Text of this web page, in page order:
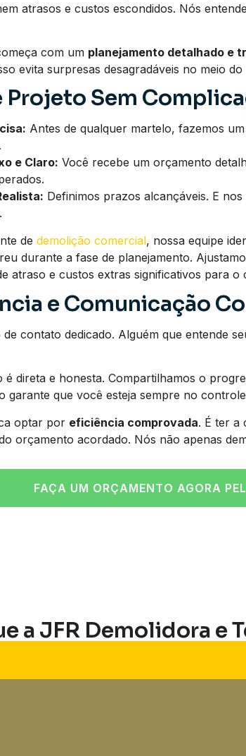
atrasos e custos escondidos. Nós
com um planejamento detalhado e
evita surpresas desagradáveis no meio do
Projeto Sem
Antes de qualquer martelo, fazemos
e Claro: Você recebe um orçamento
Definimos prazos alcançáveis. E
de demolição comercial, nossa equipe
durante a fase de planejamento.
atraso e custos extras significativos para o
e Comunicação
contato dedicado. Alguém que entende
é direta e honesta. Compartilhamos o
garante que você esteja sempre no
optar por eficiência comprovada. É ter a
orçamento acordado. Nós não apenas
FAÇA UM ORÇAMENTO AGORA
a JFR Demolidora e